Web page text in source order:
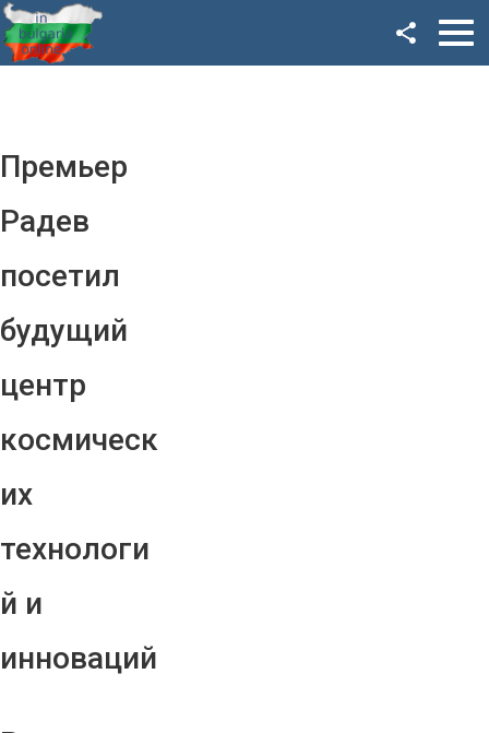
Премьер
Радев
посетил
будущий
центр
космическ
их
технологи
й и
инноваций